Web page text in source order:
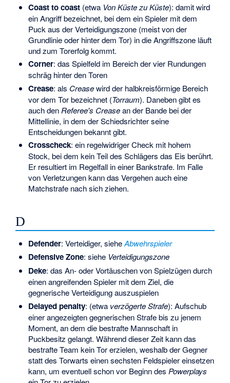
Coast to coast(etwa Von Küste zu Küste): damit wird
ein Angriff bezeichnet, bei dem ein Spieler mit dem
Puck aus der Verteidigungszone (meist von der
Grundlinie oder hinter dem Tor) in die Angriffszone läuft
und zum Torerfolg kommt.
Corner: das Spielfeld im Bereich der vier Rundungen
schräg hinter den Toren
Crease: als Creasewird der halbkreisförmige Bereich
vor dem Tor bezeichnet (Torraum). Daneben gibt es
auch den Referee's Creasean der Bande bei der
Mittellinie, in dem der Schiedsrichter seine
Entscheidungen bekannt gibt.
Crosscheck: ein regelwidriger Check mit hohem
Stock, bei dem kein Teil des Schlägers das Eis berührt.
Er resultiert im Regelfall in einer Bankstrafe. Im Falle
von Verletzungen kann das Vergehen auch eine
Matchstrafe nach sich ziehen.
D
Defender: Verteidiger, sieheAbwehrspieler
Defensive Zone: siehe Verteidigungszone
Deke: das An- oder Vortäuschen von Spielzügen durch
einen angreifenden Spieler mit dem Ziel, die
gegnerische Verteidigung auszuspielen
Delayed penalty: (etwa verzögerte Strafe): Aufschub
einer angezeigten gegnerischen Strafe bis zu jenem
Moment, an dem die bestrafte Mannschaft in
Puckbesitz gelangt. Während dieser Zeit kann das
bestrafte Team kein Tor erzielen, weshalb der Gegner
statt des Torwarts einen sechsten Feldspieler einsetzen
kann, um eventuell schon vor Beginn des Powerplays